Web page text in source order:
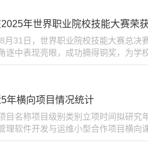
年世界职业院校技能大赛荣
月31日，世界职业院校技能大赛总决
逐中表现亮眼，成功摘得铜奖，为学
肥职业技术学院的李程、余周星、黄
年横向项目情况统计
目名称项目级别类别立项时间拟研
理软件开发与运维小型合作项目横
台技术服务小型合作项目横向课题